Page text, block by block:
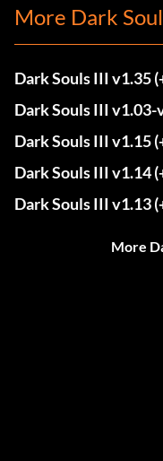
More Dark
Dark Souls III v1.35
Dark Souls III
Dark Souls III v1.15
Dark Souls III v1.14
Dark Souls III v1.13
More